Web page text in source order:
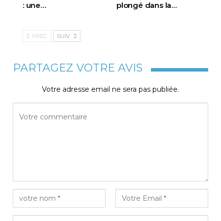
: une… plongé dans la…
PRÉC. SUIV.
PARTAGEZ VOTRE AVIS
Votre adresse email ne sera pas publiée.